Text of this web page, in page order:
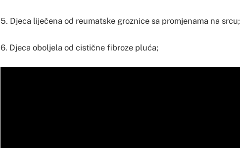
5. Djeca liječena od reumatske groznice sa promjenama na srcu;
6. Djeca oboljela od cistične fibroze pluća;